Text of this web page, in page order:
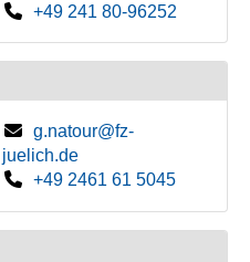
+49 241 80-96252
g.natour@fz-
juelich.de
+49 2461 61 5045